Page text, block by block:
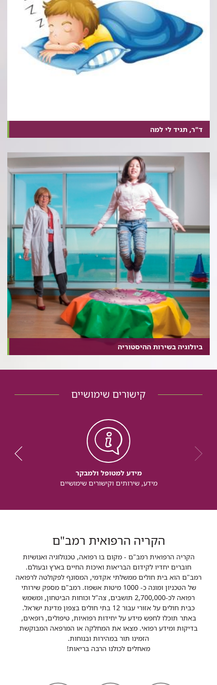
ד"ר, תגיד לי למה
ביולוגיה בשירות ההיסטוריה
קישורים שימושיים
מידע למטופל ולמבקר
מידע, שירותים וקישורים שימושיים
הקריה הרפואית רמב"ם
הקריה הרפואית רמב"ם - מקום בו רפואה, טכנולוגיה ואנושיות
חוברים יחדיו לקידום הבריאות ואיכות החיים בארץ ובעולם.
רמב"ם הוא בית חולים ממשלתי אקדמי, המסונף לפקולטה לרפואה
של הטכניון ומונה כ- 1000 מיטות אשפוז. רמב"ם מספק שירותי
רפואה לכ-2,700,000 תושבים, צה"ל וכוחות הביטחון, ומשמש
כבית חולים על אזורי עבור 12 בתי חולים בצפון מדינת ישראל.
באתר תוכלו לחפש מידע על יחידות רפואיות, טיפולים, רופאים,
בדיקות ומידע רפואי. מצאו את המחלקה או המרפאה המבוקשת
הזמינו תור במהירות ובנוחות.
מאחלים לכולנו הרבה בריאות!